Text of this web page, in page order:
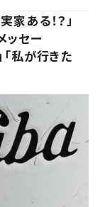
家ある！？」
ッセー
私が行きた